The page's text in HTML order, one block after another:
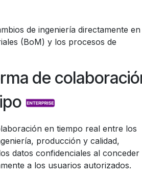
de ingeniería directamente
(BoM) y los procesos de
de
en tiempo real entre los
producción y calidad,
datos confidenciales al conceder
a los usuarios autorizados.